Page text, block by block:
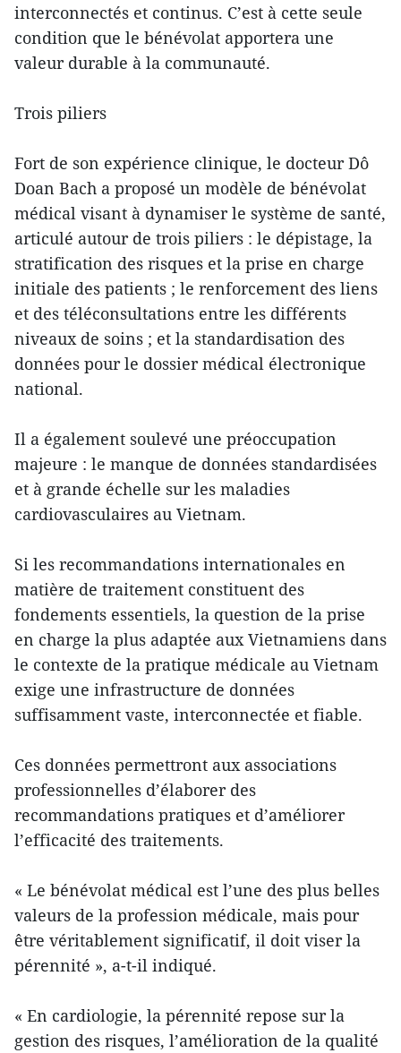
interconnectés et continus. C’est à cette seule
condition que le bénévolat apportera une
valeur durable à la communauté.
Trois piliers
Fort de son expérience clinique, le docteur Dô
Doan Bach a proposé un modèle de bénévolat
médical visant à dynamiser le système de santé,
articulé autour de trois piliers : le dépistage, la
stratification des risques et la prise en charge
initiale des patients ; le renforcement des liens
et des téléconsultations entre les différents
niveaux de soins ; et la standardisation des
données pour le dossier médical électronique
national.
Il a également soulevé une préoccupation
majeure : le manque de données standardisées
et à grande échelle sur les maladies
cardiovasculaires au Vietnam.
Si les recommandations internationales en
matière de traitement constituent des
fondements essentiels, la question de la prise
en charge la plus adaptée aux Vietnamiens dans
le contexte de la pratique médicale au Vietnam
exige une infrastructure de données
suffisamment vaste, interconnectée et fiable.
Ces données permettront aux associations
professionnelles d’élaborer des
recommandations pratiques et d’améliorer
l’efficacité des traitements.
« Le bénévolat médical est l’une des plus belles
valeurs de la profession médicale, mais pour
être véritablement significatif, il doit viser la
pérennité », a-t-il indiqué.
« En cardiologie, la pérennité repose sur la
gestion des risques, l’amélioration de la qualité